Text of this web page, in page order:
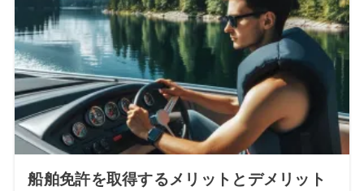
船舶免許を取得するメリットとデメリット